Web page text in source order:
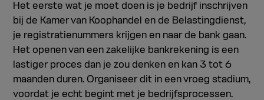
Het eerste wat je moet doen is je bedrijf inschrijven
bij de Kamer van Koophandel en de Belastingdienst,
je registratienummers krijgen en naar de bank gaan.
Het openen van een zakelijke bankrekening is een
lastiger proces dan je zou denken en kan 3 tot 6
maanden duren. Organiseer dit in een vroeg stadium,
voordat je echt begint met je bedrijfsprocessen.